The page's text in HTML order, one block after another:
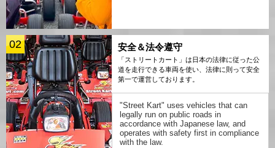
02 安全＆法令遵守
「ストリートカート」は日本の法律に従った公
道を走行できる車両を使い、法律に則って安全
第一で運営しております。
"Street Kart" uses vehicles that can
legally run on public roads in
accordance with Japanese law, and
operates with safety first in compliance
with the law.